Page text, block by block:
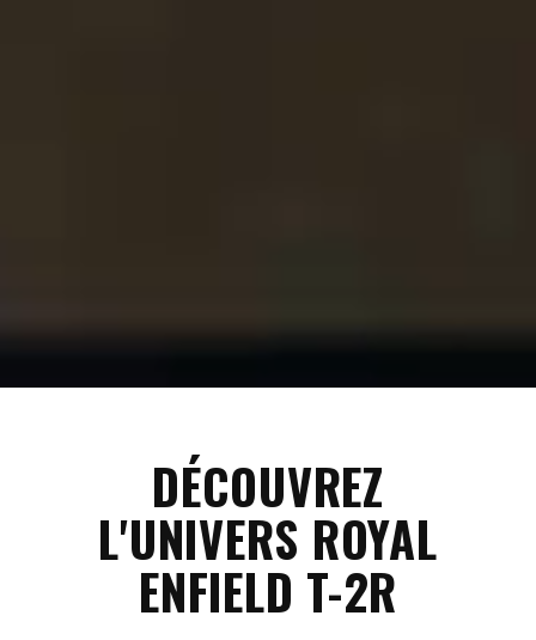
DÉCOUVREZ
L'UNIVERS ROYAL
ENFIELD T-2R